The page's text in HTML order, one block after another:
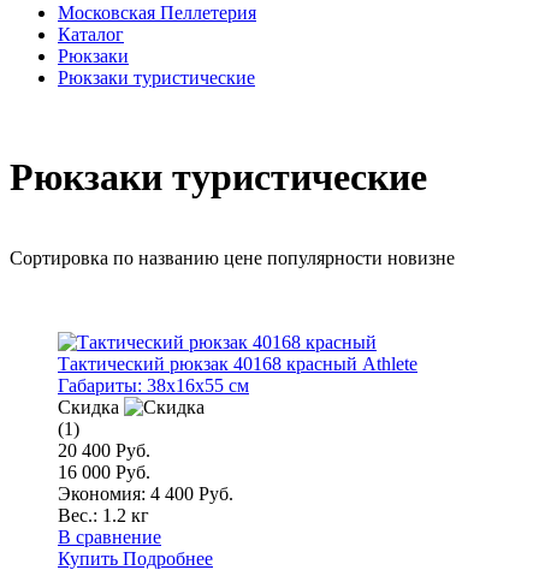
Московская Пеллетерия
Каталог
Рюкзаки
Рюкзаки туристические
Рюкзаки туристические
Сортировка по названию цене популярности новизне
Тактический рюкзак 40168 красный Athlete
Габариты: 38x16x55 см
Скидка
(1)
20 400 Руб.
16 000 Руб.
Экономия: 4 400 Руб.
Вес.: 1.2 кг
В сравнение
Купить Подробнее